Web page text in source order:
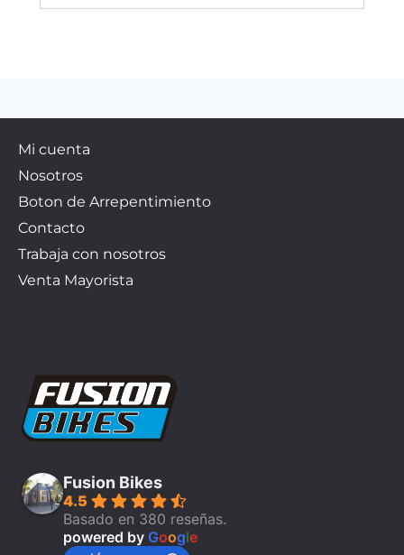
Mi cuenta
Nosotros
Boton de Arrepentimiento
Contacto
Trabaja con nosotros
Venta Mayorista
Fusion Bikes
4.5
Basado en 380 reseñas.
powered by Google